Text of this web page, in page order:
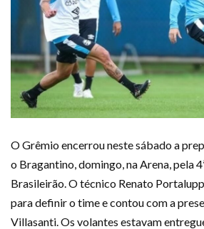
O Grêmio encerrou neste sábado a
o Bragantino, domingo, na Arena, pela
Brasileirão. O técnico Renato
para definir o time e contou com a
Villasanti. Os volantes estavam